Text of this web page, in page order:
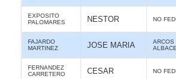
EXPOSITO
PALOMARES
NESTOR NO
FAJARDO
MARTINEZ
JOSE MARIA
ARCOS
FERNANDEZ
CARRETERO
CESAR NO